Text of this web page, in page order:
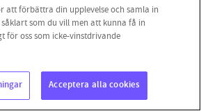
Cookieinställningar
1231368703
Läs vad vi vill göra
att förbättra din upplevelse och samla in
som du vill men att kunna få in
för oss som icke-vinstdrivande
Acceptera alla cookies